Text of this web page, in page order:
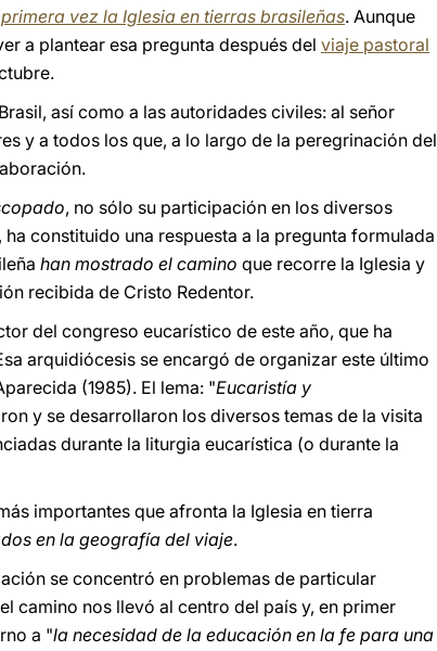
vez la Iglesia en tierras brasileñas. Aunque
a plantear esa pregunta después del viaje pastoral
así como a las autoridades civiles: al señor
y a todos los que, a lo largo de la peregrinación del
, no sólo su participación en los diversos
ha constituido una respuesta a la pregunta formulada
han mostrado el camino que recorre la Iglesia y
recibida de Cristo Redentor.
del congreso eucarístico de este año, que ha
arquidiócesis se encargó de organizar este último
(1985). El lema: "Eucaristía y
y se desarrollaron los diversos temas de la visita
durante la liturgia eucarística (o durante la
importantes que afronta la Iglesia en tierra
en la geografía del viaje.
se concentró en problemas de particular
camino nos llevó al centro del país y, en primer
a "la necesidad de la educación en la fe para una